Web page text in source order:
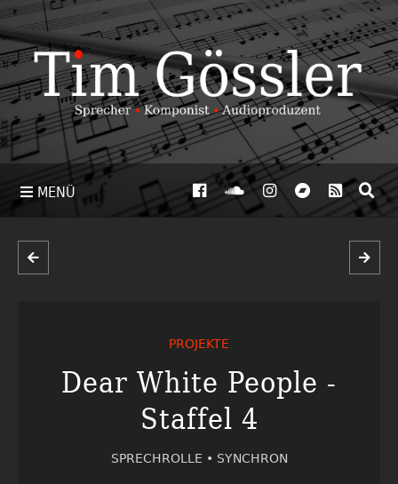
MENÜ
PROJEKTE
Dear White People -
Staffel 4
SPRECHROLLE • SYNCHRON